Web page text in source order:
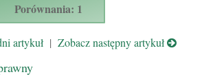
Porównania: 1
artykuł | Zobacz następny artykuł